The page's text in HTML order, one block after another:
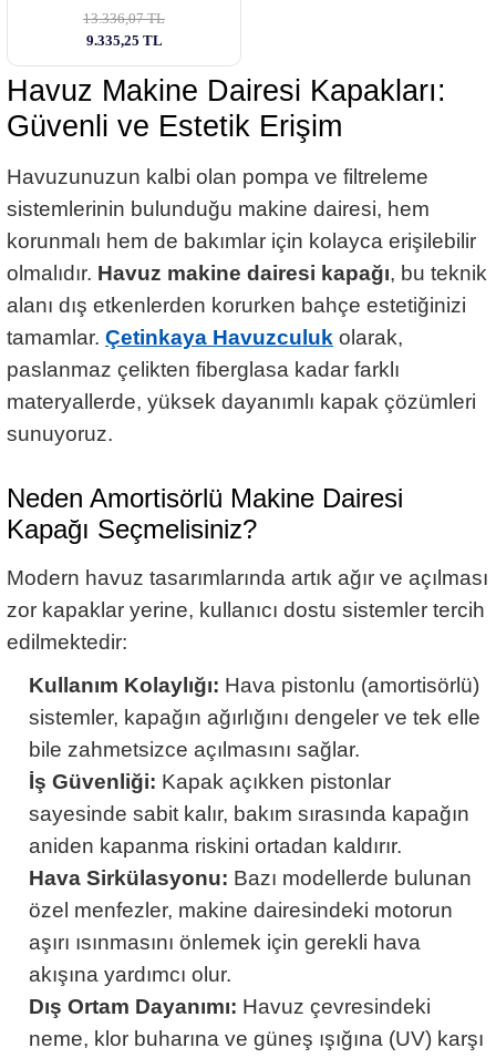
13.336,07 TL
9.335,25 TL
Havuz Makine Dairesi Kapakları:
Güvenli ve Estetik Erişim
Havuzunuzun kalbi olan pompa ve filtreleme
sistemlerinin bulunduğu makine dairesi, hem
korunmalı hem de bakımlar için kolayca erişilebilir
olmalıdır. Havuz makine dairesi kapağı, bu teknik
alanı dış etkenlerden korurken bahçe estetiğinizi
tamamlar. Çetinkaya Havuzculuk olarak,
paslanmaz çelikten fiberglasa kadar farklı
materyallerde, yüksek dayanımlı kapak çözümleri
sunuyoruz.
Neden Amortisörlü Makine Dairesi
Kapağı Seçmelisiniz?
Modern havuz tasarımlarında artık ağır ve açılması
zor kapaklar yerine, kullanıcı dostu sistemler tercih
edilmektedir:
Kullanım Kolaylığı: Hava pistonlu (amortisörlü)
sistemler, kapağın ağırlığını dengeler ve tek elle
bile zahmetsizce açılmasını sağlar.
İş Güvenliği: Kapak açıkken pistonlar
sayesinde sabit kalır, bakım sırasında kapağın
aniden kapanma riskini ortadan kaldırır.
Hava Sirkülasyonu: Bazı modellerde bulunan
özel menfezler, makine dairesindeki motorun
aşırı ısınmasını önlemek için gerekli hava
akışına yardımcı olur.
Dış Ortam Dayanımı: Havuz çevresindeki
neme, klor buharına ve güneş ışığına (UV) karşı